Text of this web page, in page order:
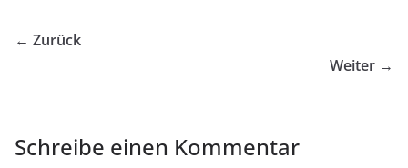
← Zurück
Weiter →
Schreibe einen Kommentar